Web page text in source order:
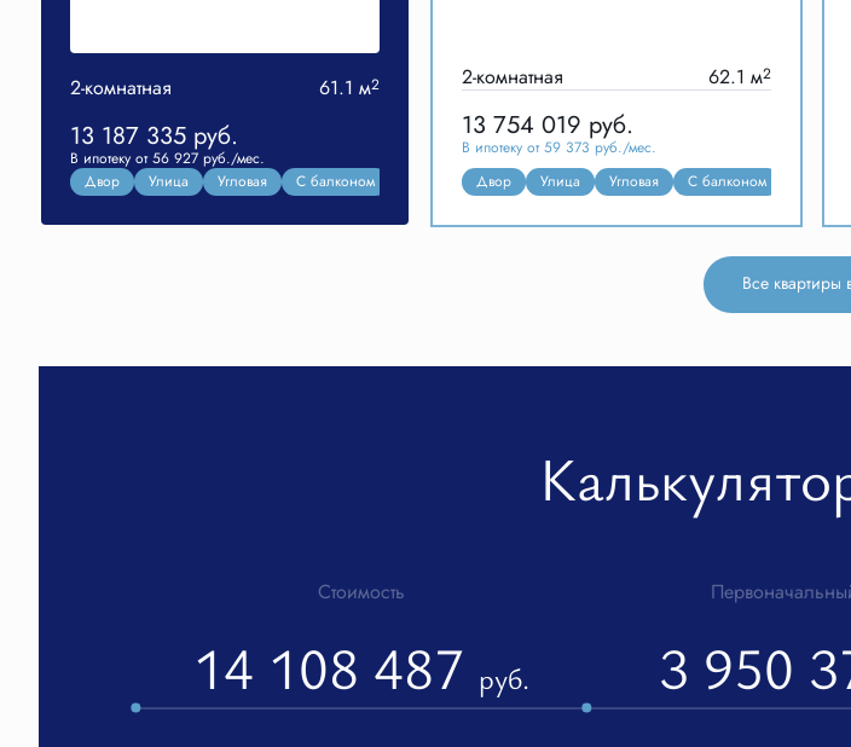
2-комнатная 61.1 м2
13 187 335 руб.
В ипотеку от 56 927 руб./мес.
Двор
Улица Угловая С балконом Мастер-спальня Старт продаж Гардеробная
2-комнатная 62.1 м2
13 754 019 руб.
В ипотеку от 59 373 руб./мес.
Двор
Улица Угловая С балконом
Все
Стоимость
14 108 487 руб. 3 950